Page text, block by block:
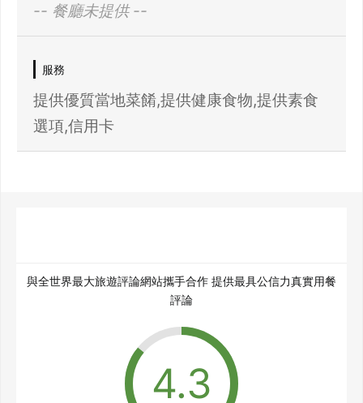
-- 餐廳未提供 --
服務
提供優質當地菜餚,提供健康食物,提供素食
選項,信用卡
與全世界最大旅遊評論網站攜手合作 提供最具公信力真實用餐
評論